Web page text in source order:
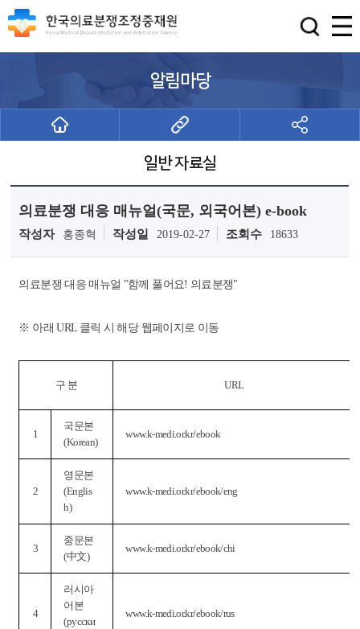
알림마당
일반 자료실
의료분쟁 대응 매뉴얼(국문, 외국어본) e-book
작성자 홍종혁 작성일 2019-02-27 조회수 18633
의료분쟁 대응 매뉴얼 "함께 풀어요! 의료분쟁"
※ 아래 URL 클릭 시 해당 웹페이지로 이동
구 분 URL
1
국문본
(Korean)
www.k-medi.or.kr/ebook
2
영문본
(Englis
h)
www.k-medi.or.kr/ebook/eng
3
중문본
(中文)
www.k-medi.or.kr/ebook/chi
4
러시아
어본
(русски
www.k-medi.or.kr/ebook/rus